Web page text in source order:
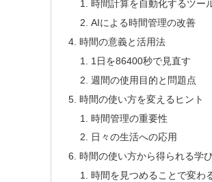
時間計算を自動化するツー
AIによる時間管理の改善
時間の意義と活用法
1日を86400秒で見直す
週間の使用目的と問題点
時間の使い方を変えるヒント
時間管理の重要性
日々の生活への応用
時間の使い方から得られる学
時間を見つめることで変わ